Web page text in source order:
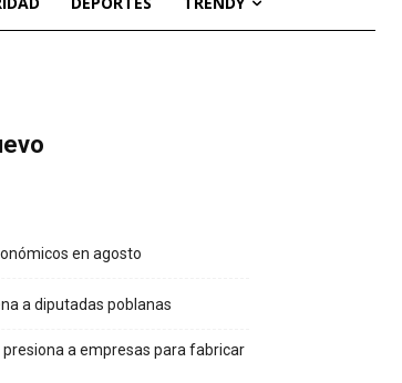
en agosto
a diputadas poblanas
presiona a empresas para fabricar